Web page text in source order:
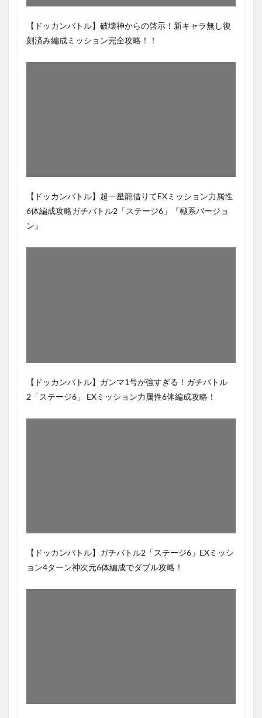
【ドッカンバトル】破壊神からの啓示！新キャラ無し復
刻済み編成ミッション完全攻略！！
【ドッカンバトル】超一星龍借りてEXミッション力属性
6体編成攻略ガチバトル2「ステージ6」『極系バージョ
ン』
【ドッカンバトル】ガンマ1号が強すぎる！ガチバトル
2「ステージ6」 EXミッション力属性6体編成攻略！
【ドッカンバトル】ガチバトル2「ステージ6」EXミッシ
ョン4ターン神次元6体編成でダブル攻略！